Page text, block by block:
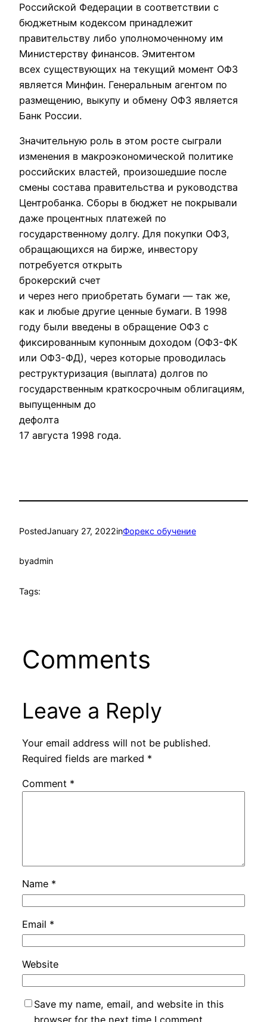
Российской Федерации в соответствии с
бюджетным кодексом принадлежит
правительству либо уполномоченному им
Министерству финансов. Эмитентом
всех существующих на текущий момент ОФЗ
является Минфин. Генеральным агентом по
размещению, выкупу и обмену ОФЗ является
Банк России.
Значительную роль в этом росте сыграли
изменения в макроэкономической политике
российских властей, произошедшие после
смены состава правительства и руководства
Центробанка. Сборы в бюджет не покрывали
даже процентных платежей по
государственному долгу. Для покупки ОФЗ,
обращающихся на бирже, инвестору
потребуется открыть
брокерский счет
и через него приобретать бумаги — так же,
как и любые другие ценные бумаги. В 1998
году были введены в обращение ОФЗ с
фиксированным купонным доходом (ОФЗ-ФК
или ОФЗ-ФД), через которые проводилась
реструктуризация (выплата) долгов по
государственным краткосрочным облигациям,
выпущенным до
дефолта
17 августа 1998 года.
PostedJanuary 27, 2022inФорекс обучение
byadmin
Tags:
Comments
Leave a Reply
Your email address will not be published.
Required fields are marked *
Comment *
Name *
Email *
Website
Save my name, email, and website in this